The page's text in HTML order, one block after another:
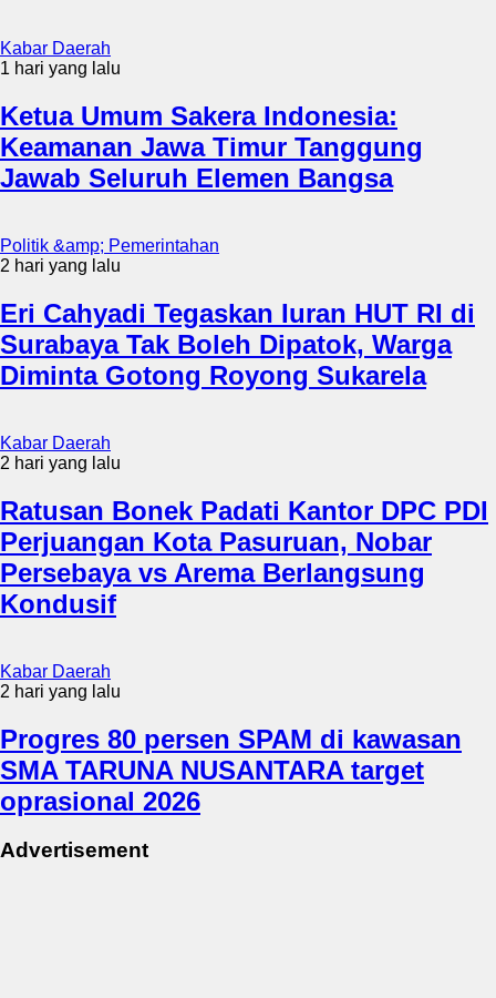
Kabar Daerah
1 hari yang lalu
Ketua Umum Sakera Indonesia:
Keamanan Jawa Timur Tanggung
Jawab Seluruh Elemen Bangsa
Politik &amp; Pemerintahan
2 hari yang lalu
Eri Cahyadi Tegaskan Iuran HUT RI di
Surabaya Tak Boleh Dipatok, Warga
Diminta Gotong Royong Sukarela
Kabar Daerah
2 hari yang lalu
Ratusan Bonek Padati Kantor DPC PDI
Perjuangan Kota Pasuruan, Nobar
Persebaya vs Arema Berlangsung
Kondusif
Kabar Daerah
2 hari yang lalu
Progres 80 persen SPAM di kawasan
SMA TARUNA NUSANTARA target
oprasional 2026
Advertisement